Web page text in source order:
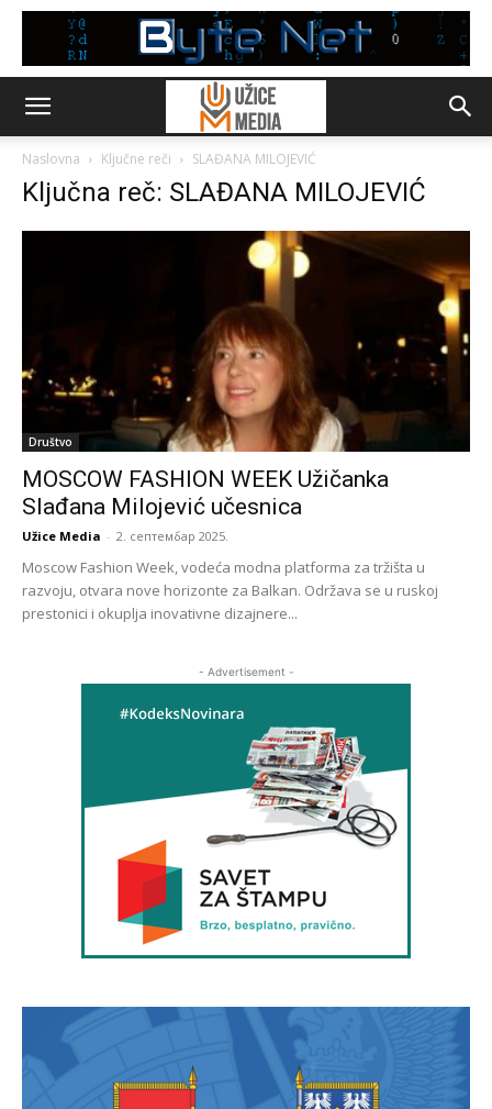
Naslovna Ključne reči SLAĐANA MILOJEVIĆ
Ključna reč: SLAĐANA MILOJEVIĆ
Društvo
MOSCOW FASHION WEEK Užičanka
Slađana Milojević učesnica
Užice Media - 2. септембар 2025.
Moscow Fashion Week, vodeća modna platforma za tržišta u
razvoju, otvara nove horizonte za Balkan. Održava se u ruskoj
prestonici i okuplja inovativne dizajnere...
- Advertisement -